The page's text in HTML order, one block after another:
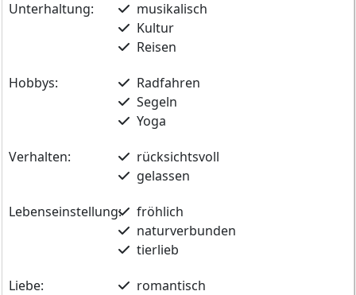
Unterhaltung:
musikalisch
Kultur
Reisen
Hobbys:
Radfahren
Segeln
Yoga
Verhalten:
rücksichtsvoll
gelassen
Lebenseinstellung:
fröhlich
naturverbunden
tierlieb
Liebe:
romantisch